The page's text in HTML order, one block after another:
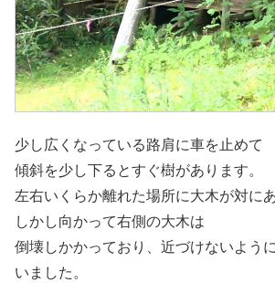
少し広くなっている路肩に車を止めて
傾斜を少し下るとすぐ樹があります。
左右いくらか離れた場所に大木が対に
しかし向かって右側の大木は
倒壊しかかっており、近づけないよう
いました。